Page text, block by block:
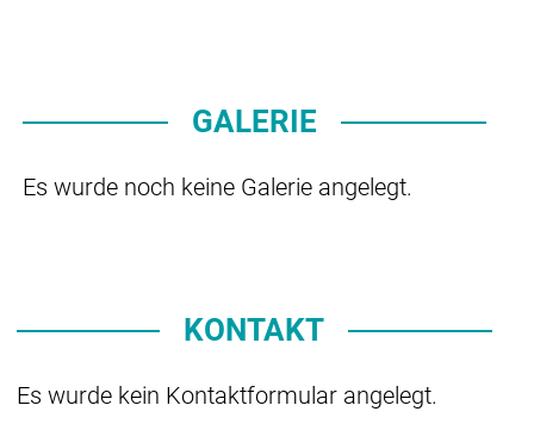
GALERIE
Es wurde noch keine Galerie angelegt.
KONTAKT
Es wurde kein Kontaktformular angelegt.